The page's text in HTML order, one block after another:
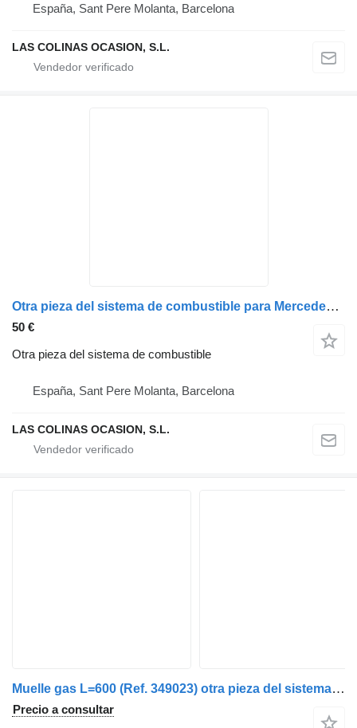
España, Sant Pere Molanta, Barcelona
LAS COLINAS OCASION, S.L.
Otra pieza del sistema de combustible para Mercedes-Benz ECONIC camión
50 €
Otra pieza del sistema de combustible
España, Sant Pere Molanta, Barcelona
LAS COLINAS OCASION, S.L.
Muelle gas L=600 (Ref. 349023) otra pieza del sistema de combustible para Transgruas grúa autocargante
Precio a consultar